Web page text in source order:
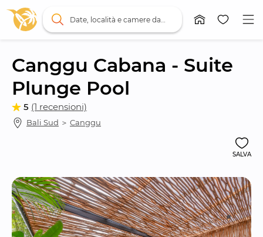
Canggu Cabana - Suite
Plunge Pool
5 (1 recensioni)
Bali Sud ＞ Canggu
SALVA